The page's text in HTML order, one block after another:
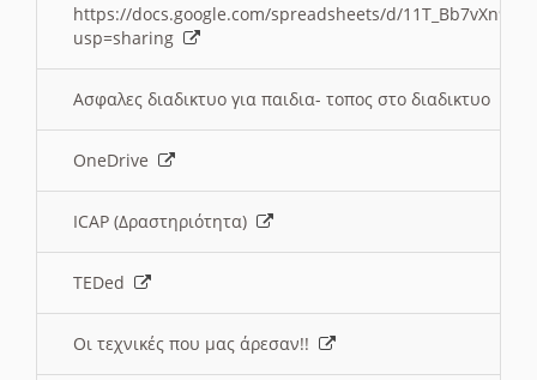
https://docs.google.com/spreadsheets/d/
usp=sharing
Ασφαλες διαδικτυο για παιδια- τοπος στο διαδικτυο
OneDrive
ICAP (Δραστηριότητα)
TEDed
Οι τεχνικές που μας άρεσαν!!